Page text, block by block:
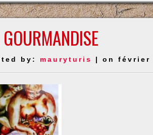
by: mauryturis | on février